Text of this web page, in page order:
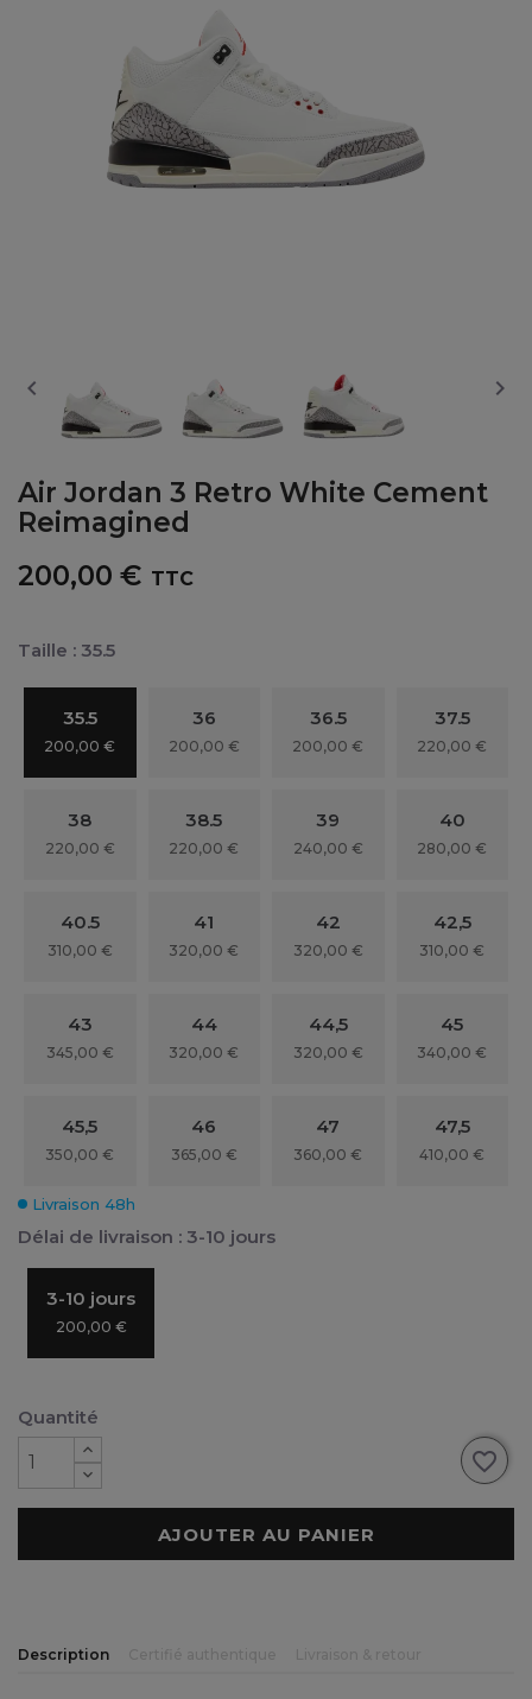
 
Air Jordan 3 Retro White Cement
Reimagined
200,00 € TTC
Taille : 35.5
35.5
200,00 €
36
200,00 €
36.5
200,00 €
37.5
220,00 €
38
220,00 €
38.5
220,00 €
39
240,00 €
40
280,00 €
40.5
310,00 €
41
320,00 €
42
320,00 €
42,5
310,00 €
43
345,00 €
44
320,00 €
44,5
320,00 €
45
340,00 €
45,5
350,00 €
46
365,00 €
47
360,00 €
47,5
410,00 €
Livraison 48h
Délai de livraison : 3-10 jours
3-10 jours
200,00 €
Quantité
AJOUTER AU PANIER
favorite_border
Description